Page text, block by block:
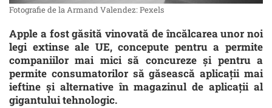
Fotografie de la Armand Valendez: Pexels
Apple a fost găsită vinovată de încălcarea unor noi
legi extinse ale UE, concepute pentru a permite
companiilor mai mici să concureze și pentru a
permite consumatorilor să găsească aplicații mai
ieftine și alternative în magazinul de aplicații al
gigantului tehnologic.